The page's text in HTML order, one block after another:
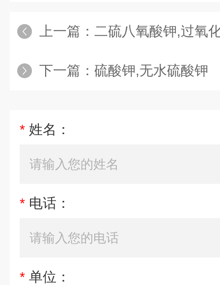
上一篇： 二硫八氧酸钾,过氧
下一篇： 硫酸钾,无水硫酸钾
* 姓名：
* 电话：
* 单位：